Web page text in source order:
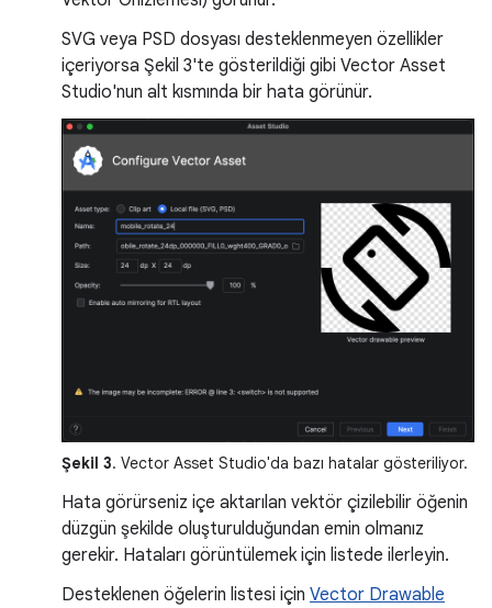
SVG veya PSD dosyası desteklenmeyen özellikler
içeriyorsa Şekil 3'te gösterildiği gibi Vector Asset
Studio'nun alt kısmında bir hata görünür.
Şekil 3. Vector Asset Studio'da bazı hatalar gösteriliyor.
Hata görürseniz içe aktarılan vektör çizilebilir öğenin
düzgün şekilde oluşturulduğundan emin olmanız
gerekir. Hataları görüntülemek için listede ilerleyin.
Desteklenen öğelerin listesi için Vector Drawable